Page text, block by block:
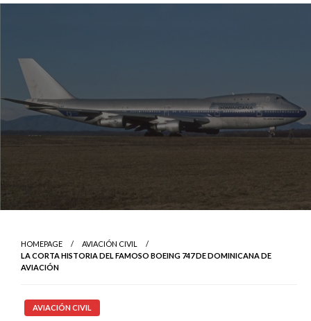
HOMEPAGE
AVIACIÓN CIVIL
LA CORTA HISTORIA DEL FAMOSO BOEING 747 DE DOMINICANA DE
AVIACIÓN
AVIACIÓN CIVIL